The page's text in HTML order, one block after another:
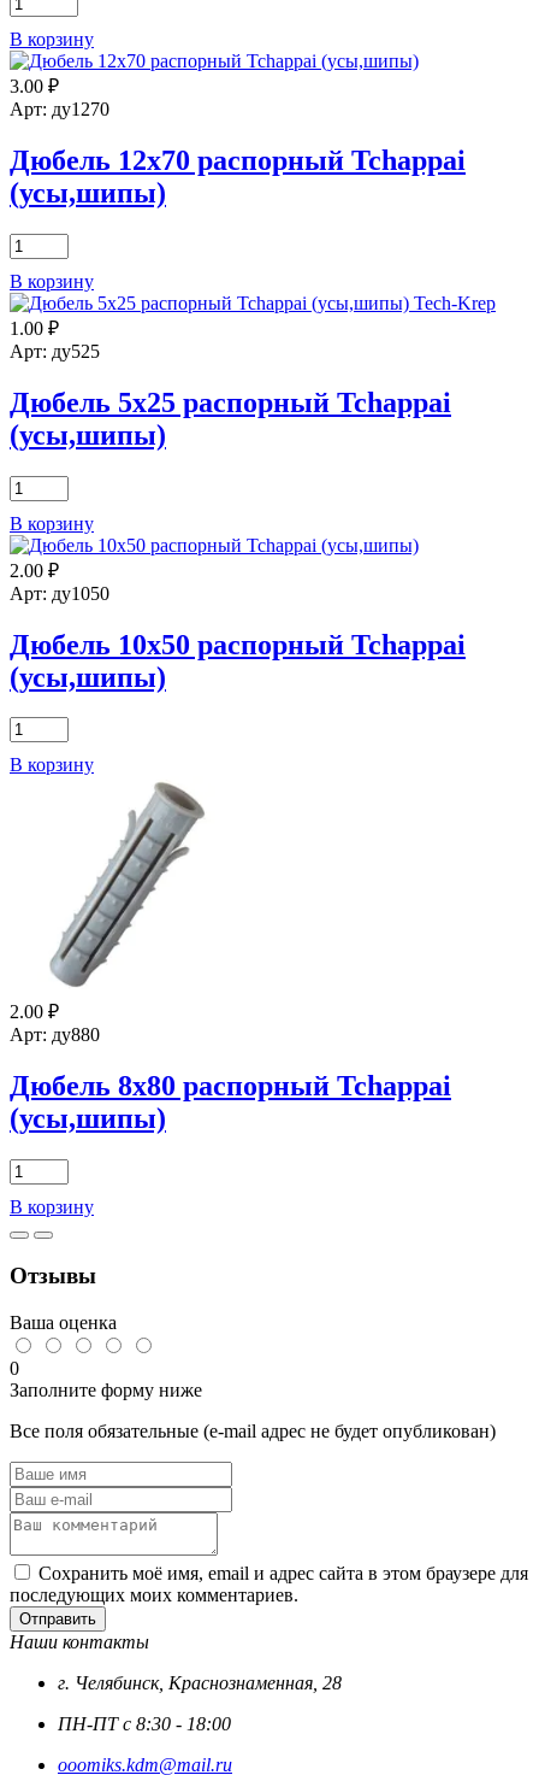
товара
Дюбель
8х60
распорный
Tchappai
В корзину
3.00 ₽
Арт: ду1270
Дюбель 12х70 распорный Tchappai
(усы,шипы)
Количество
товара
Дюбель
12х70
распорный
Tchappai
В корзину
1.00 ₽
Арт: ду525
Дюбель 5х25 распорный Tchappai
(усы,шипы)
Количество
товара
Дюбель
5х25
распорный
Tchappai
В корзину
2.00 ₽
Арт: ду1050
Дюбель 10х50 распорный Tchappai
(усы,шипы)
Количество
товара
Дюбель
В корзину
2.00 ₽
Арт: ду880
Дюбель 8х80 распорный Tchappai
(усы,шипы)
Количество
товара
Дюбель
8х80
Tchappai
В корзину
Отзывы
Ваша оценка
0
Заполните форму ниже
Все поля обязательные (e-mail адрес не будет опубликован)
Сохранить моё имя, email и адрес сайта в этом браузере для
последующих моих комментариев.
Отправить
Наши контакты
г. Челябинск, Краснознаменная, 28
ПН-ПТ с 8:30 - 18:00
ooomiks.kdm@mail.ru